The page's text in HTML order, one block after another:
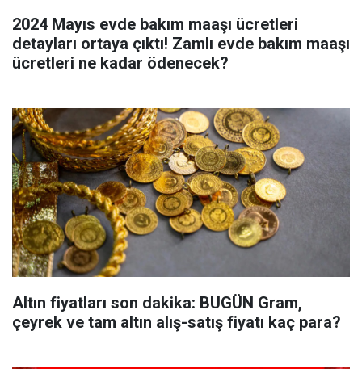
2024 Mayıs evde bakım maaşı ücretleri
detayları ortaya çıktı! Zamlı evde bakım maaşı
ücretleri ne kadar ödenecek?
Altın fiyatları son dakika: BUGÜN Gram,
çeyrek ve tam altın alış-satış fiyatı kaç para?